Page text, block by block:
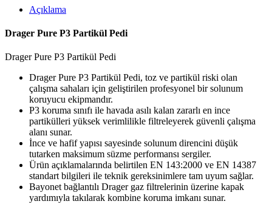
Açıklama
Drager Pure P3 Partikül Pedi
Drager Pure P3 Partikül Pedi
Drager Pure P3 Partikül Pedi, toz ve partikül riski olan
çalışma sahaları için geliştirilen profesyonel bir solunum
koruyucu ekipmandır.
P3 koruma sınıfı ile havada asılı kalan zararlı en ince
partikülleri yüksek verimlilikle filtreleyerek güvenli çalışma
alanı sunar.
İnce ve hafif yapısı sayesinde solunum direncini düşük
tutarken maksimum süzme performansı sergiler.
Ürün açıklamalarında belirtilen EN 143:2000 ve EN 14387
standart bilgileri ile teknik gereksinimlere tam uyum sağlar.
Bayonet bağlantılı Drager gaz filtrelerinin üzerine kapak
yardımıyla takılarak kombine koruma imkanı sunar.